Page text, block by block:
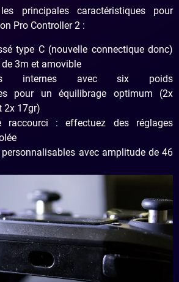
principales caractéristiques pour
Pro Controller 2 :
type C (nouvelle connectique donc)
de 3m et amovible
internes avec six poids
pour un équilibrage optimum (2x
2x 17gr)
raccourci : effectuez des réglages
avec amplitude de 46